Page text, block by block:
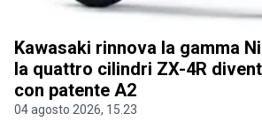
Kawasaki rinnova la gamma
la quattro cilindri ZX-4R
con patente A2
04 agosto 2026, 15.23